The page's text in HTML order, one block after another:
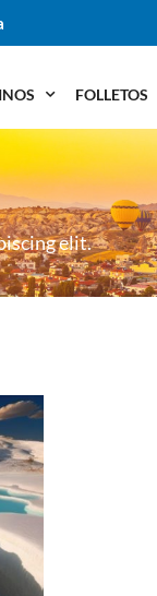
FOLLETOS
elit.